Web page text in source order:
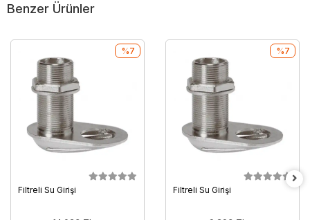
Benzer Ürünler
Filtreli Su Girişi
%7
Filtreli Su Girişi
%7